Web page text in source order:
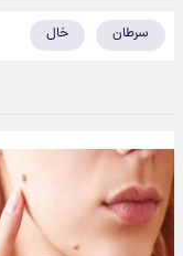
سرطان خال